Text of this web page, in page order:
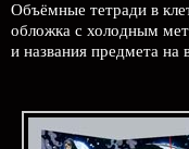
Объёмные тетради в
обложка с холодным
и названия предмета на